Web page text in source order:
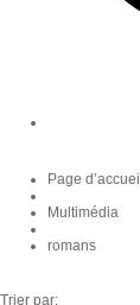
Page d’accueil
Multimédia
romans
Trier par: